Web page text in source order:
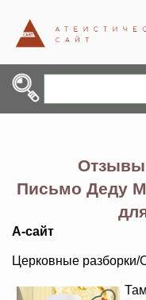
Отзывы
Письмо Деду
А-сайт
Церковные